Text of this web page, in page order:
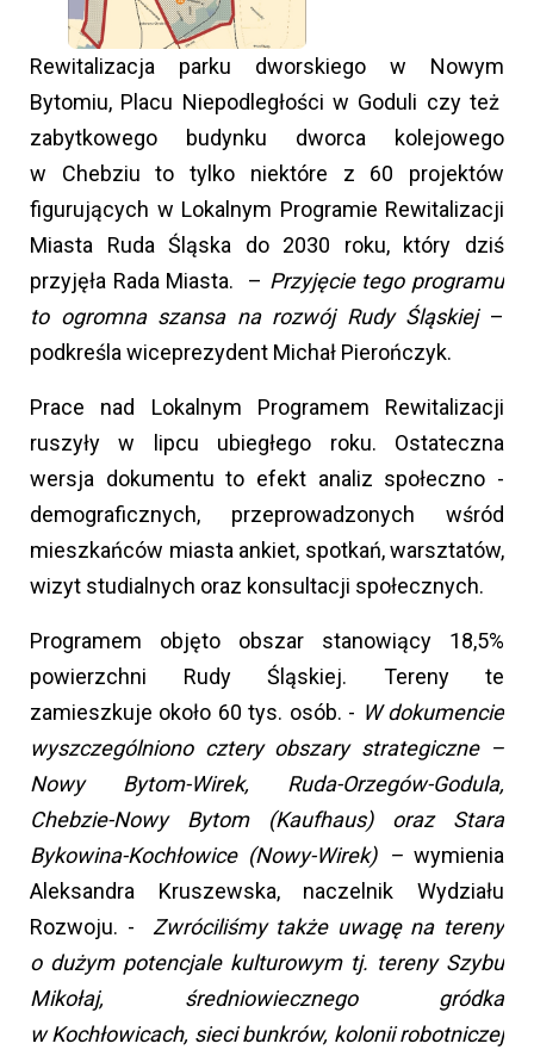
Rewitalizacja parku dworskiego w Nowym
Bytomiu, Placu Niepodległości w Goduli czy też
zabytkowego budynku dworca kolejowego
w Chebziu to tylko niektóre z 60 projektów
figurujących w Lokalnym Programie Rewitalizacji
Miasta Ruda Śląska do 2030 roku, który dziś
przyjęła Rada Miasta. – Przyjęcie tego programu
to ogromna szansa na rozwój Rudy Śląskiej–
podkreśla wiceprezydent Michał Pierończyk.
Prace nad Lokalnym Programem Rewitalizacji
ruszyły w lipcu ubiegłego roku. Ostateczna
wersja dokumentu to efekt analiz społeczno -
demograficznych, przeprowadzonych wśród
mieszkańców miasta ankiet, spotkań, warsztatów,
wizyt studialnych oraz konsultacji społecznych.
Programem objęto obszar stanowiący 18,5%
powierzchni Rudy Śląskiej. Tereny te
zamieszkuje około 60 tys. osób. - W dokumencie
wyszczególniono cztery obszary strategiczne –
Nowy Bytom-Wirek, Ruda-Orzegów-Godula,
Chebzie-Nowy Bytom (Kaufhaus) oraz Stara
Bykowina-Kochłowice (Nowy-Wirek) –wymienia
Aleksandra Kruszewska, naczelnik Wydziału
Rozwoju. - Zwróciliśmy także uwagę na tereny
o dużym potencjale kulturowym tj. tereny Szybu
Mikołaj, średniowiecznego gródka
w Kochłowicach, sieci bunkrów, kolonii robotniczej